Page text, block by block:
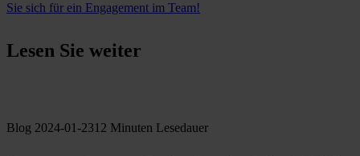
Sie sich für ein Engagement im Team!
Lesen Sie weiter
Blog 2024-01-2312 Minuten Lesedauer